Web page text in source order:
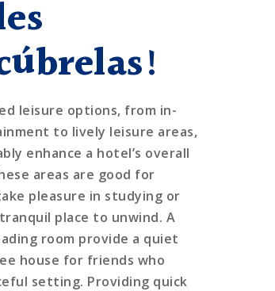
leisure options, from in-
to lively leisure areas,
enhance a hotel’s overall
areas are good for
pleasure in studying or
place to unwind. A
room provide a quiet
house for friends who
setting. Providing quick